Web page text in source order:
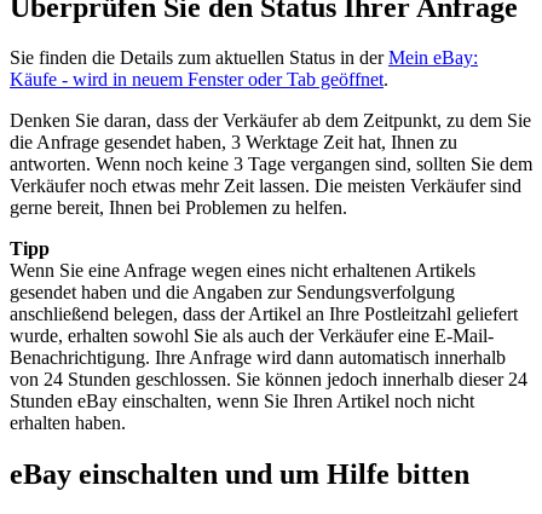
Überprüfen Sie den Status Ihrer Anfrage
Sie finden die Details zum aktuellen Status in derMein eBay:
Käufe - wird in neuem Fenster oder Tab geöffnet.
Denken Sie daran, dass der Verkäufer ab dem Zeitpunkt, zu dem Sie
die Anfrage gesendet haben, 3 Werktage Zeit hat, Ihnen zu
antworten. Wenn noch keine 3 Tage vergangen sind, sollten Sie dem
Verkäufer noch etwas mehr Zeit lassen. Die meisten Verkäufer sind
gerne bereit, Ihnen bei Problemen zu helfen.
Tipp
Wenn Sie eine Anfrage wegen eines nicht erhaltenen Artikels
gesendet haben und die Angaben zur Sendungsverfolgung
anschließend belegen, dass der Artikel an Ihre Postleitzahl geliefert
wurde, erhalten sowohl Sie als auch der Verkäufer eine E-Mail-
Benachrichtigung. Ihre Anfrage wird dann automatisch innerhalb
von 24 Stunden geschlossen. Sie können jedoch innerhalb dieser 24
Stunden eBay einschalten, wenn Sie Ihren Artikel noch nicht
erhalten haben.
eBay einschalten und um Hilfe bitten